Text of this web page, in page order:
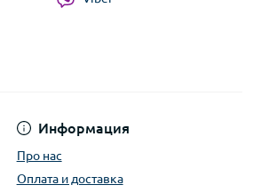
Информация
Про нас
Оплата и доставка